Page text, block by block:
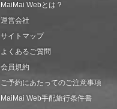
MaiMai Webとは？
運営会社
サイトマップ
よくあるご質問
会員規約
ご予約にあたってのご注意事項
MaiMai Web手配旅行条件書